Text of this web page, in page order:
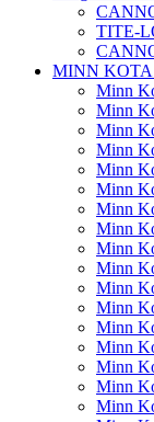
TITE-
MINN KOTA
Minn
Minn
Minn
Minn
Minn
Minn
Minn
Minn
Minn
Minn
Minn
Minn
Minn
Minn
Minn
Minn
Minn